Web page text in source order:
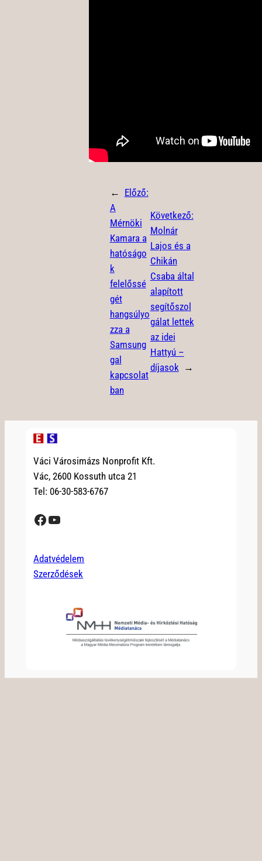
← Előző:
A
Mérnöki
Kamara a
hatóságo
k
felelőssé
gét
hangsúlyo
zza a
Samsung
gal
kapcsolat
ban
Következő:
Molnár
Lajos és a
Chikán
Csaba által
alapított
segítőszol
gálat lettek
az idei
Hattyú –
díjasok →
Váci Városimázs Nonprofit Kft.
Vác, 2600 Kossuth utca 21
Tel: 06-30-583-6767
Facebook YouTube
Adatvédelem
Szerződések